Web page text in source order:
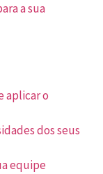
a sua
aplicar o
dos seus
equipe